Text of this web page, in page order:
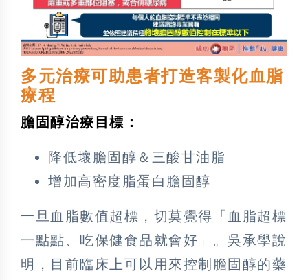
多元治療可助患者打造客製化血脂
療程
膽固醇治療目標：
降低壞膽固醇＆三酸甘油脂
增加高密度脂蛋白膽固醇
一旦血脂數值超標，切莫覺得「血脂超標
一點點、吃保健食品就會好」。吳承學說
明，目前臨床上可以用來控制膽固醇的藥